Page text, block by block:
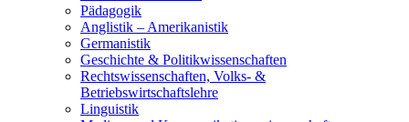
Pädagogik
Anglistik – Amerikanistik
Germanistik
Geschichte & Politikwissenschaften
Rechtswissenschaften, Volks- &
Betriebswirtschaftslehre
Linguistik